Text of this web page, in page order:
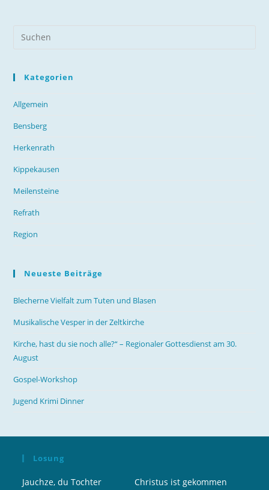
Kategorien
Allgemein
Bensberg
Herkenrath
Kippekausen
Meilensteine
Refrath
Region
Neueste Beiträge
Blecherne Vielfalt zum Tuten und Blasen
Musikalische Vesper in der Zeltkirche
Kirche, hast du sie noch alle?“ – Regionaler Gottesdienst am 30.
August
Gospel-Workshop
Jugend Krimi Dinner
Losung
Jauchze, du Tochter
Christus ist gekommen